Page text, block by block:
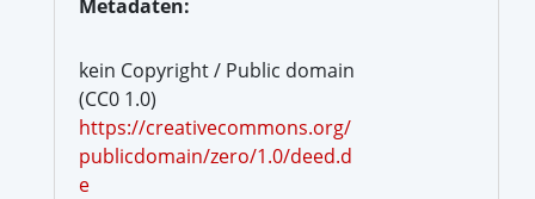
Metadaten:
kein Copyright / Public domain
(CC0 1.0)
https://creativecommons.org/
publicdomain/zero/1.0/deed.d
e